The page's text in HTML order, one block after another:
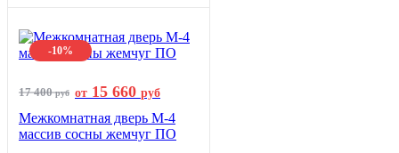
-10%
17 400руб от 15 660 руб
Межкомнатная дверь М-4
массив сосны жемчуг ПО